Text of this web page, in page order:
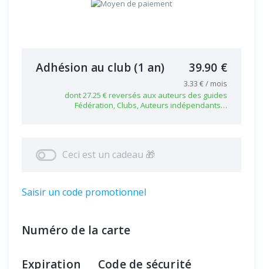
Adhésion au club (1 an) 39.90 €
3.33 € / mois
dont 27.25 € reversés aux auteurs des guides
Fédération, Clubs, Auteurs indépendants…
Ceci est un cadeau 🎁
Saisir un code promotionnel
Numéro de la carte
Expiration Code de sécurité